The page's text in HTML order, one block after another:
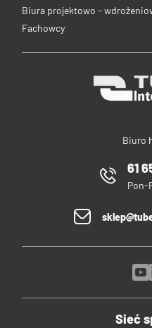
Biuro
61
Pon-
Biura projektowo -
Fachowcy
Sieć